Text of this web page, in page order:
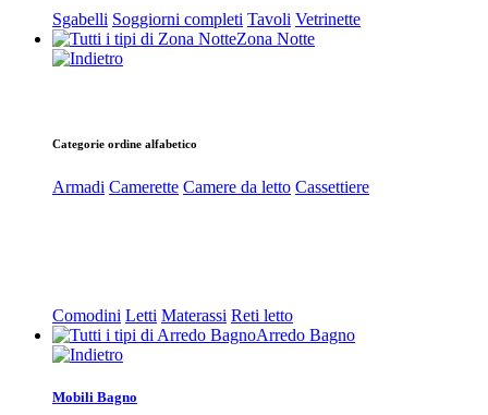
Sgabelli Soggiorni completi Tavoli Vetrinette
Zona Notte
Categorie ordine alfabetico
Armadi Camerette Camere da letto Cassettiere
Comodini Letti Materassi Reti letto
Arredo Bagno
Mobili Bagno